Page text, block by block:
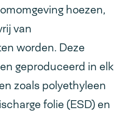
hoezen,
van
worden. Deze
geproduceerd in elk
zoals polyethyleen
folie (ESD) en